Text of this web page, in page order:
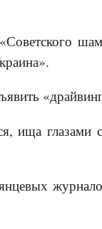
ища